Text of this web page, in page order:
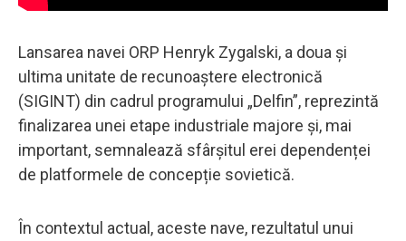
Lansarea navei ORP Henryk Zygalski, a doua și
ultima unitate de recunoaștere electronică
(SIGINT) din cadrul programului „Delfin”, reprezintă
finalizarea unei etape industriale majore și, mai
important, semnalează sfârșitul erei dependenței
de platformele de concepție sovietică.
În contextul actual, aceste nave, rezultatul unui